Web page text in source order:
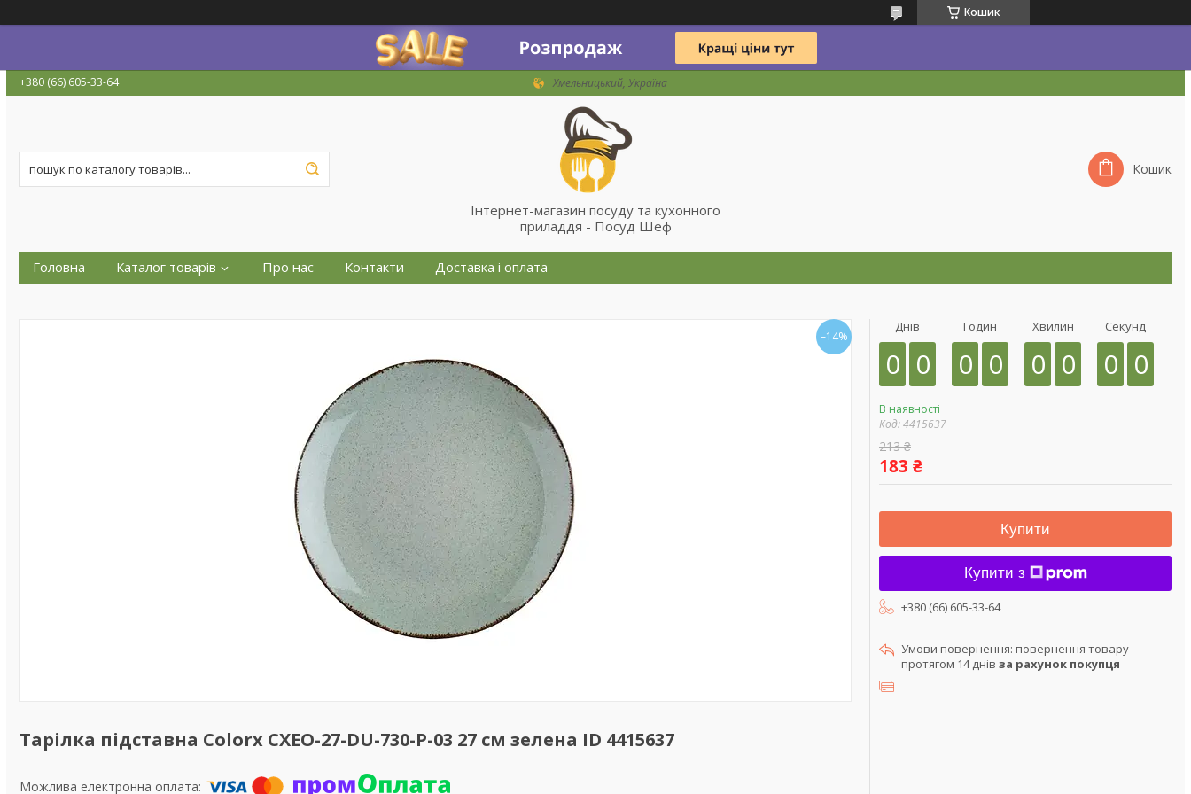
Кошик
+380 (66) 605-33-64 Хмельницький, Україна
Інтернет-магазин посуду та кухонного
приладдя - Посуд Шеф
Кошик
Головна Каталог товарів Про нас Контакти Доставка і оплата
–14%
Тарілка підставна Colorx CXEO-27-DU-730-P-03 27 см зелена ID 4415637
Днів
0 0
Годин
0 0
Хвилин
0 0
Секунд
0 0
В наявності
Код:4415637
213 ₴
183 ₴
Купити
Купити з
+380 (66) 605-33-64
повернення товару
протягом 14 днів за рахунок покупця